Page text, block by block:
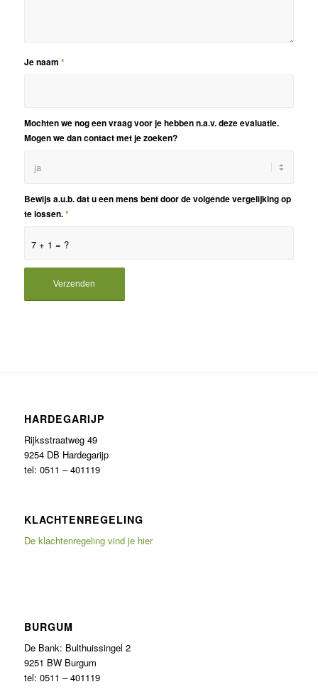
Je naam *
Mochten we nog een vraag voor je hebben n.a.v. deze evaluatie.
Mogen we dan contact met je zoeken?
7 + 1 = ?
Bewijs a.u.b. dat u een mens bent door de volgende vergelijking op
te lossen.*
HARDEGARIJP
Rijksstraatweg 49
9254 DB Hardegarijp
tel: 0511 – 401119
KLACHTENREGELING
De klachtenregeling vind je hier
BURGUM
De Bank: Bulthuissingel 2
9251 BW Burgum
tel: 0511 – 401119